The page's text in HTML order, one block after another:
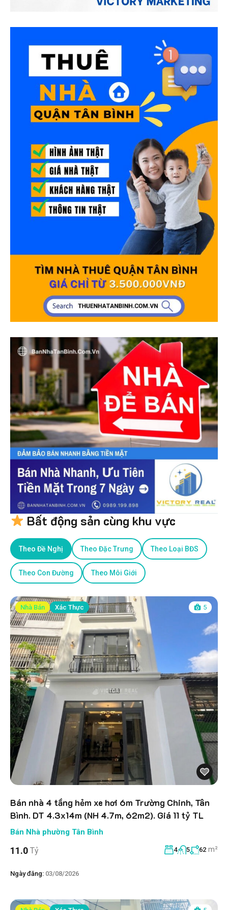
Bất động sản cùng khu vực
Theo Đề Nghị Theo Đặc Trưng Theo Loại BĐS
Theo Con Đường Theo Môi Giới
Nhà Bán Xác Thực 5
Bán nhà 4 tầng hẻm xe hơi 6m Trường Chinh, Tân
Bình. DT 4.3x14m (NH 4.7m, 62m2). Giá 11 tỷ TL
Bán Nhà phường Tân Bình
11.0 Tỷ 4 5 62 m²
Ngày đăng: 03/08/2026